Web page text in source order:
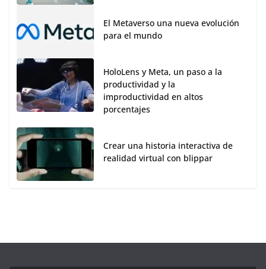
El Metaverso una nueva evolución
para el mundo
HoloLens y Meta, un paso a la
productividad y la
improductividad en altos
porcentajes
Crear una historia interactiva de
realidad virtual con blippar